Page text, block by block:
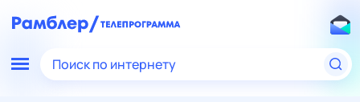
Поиск по интернету